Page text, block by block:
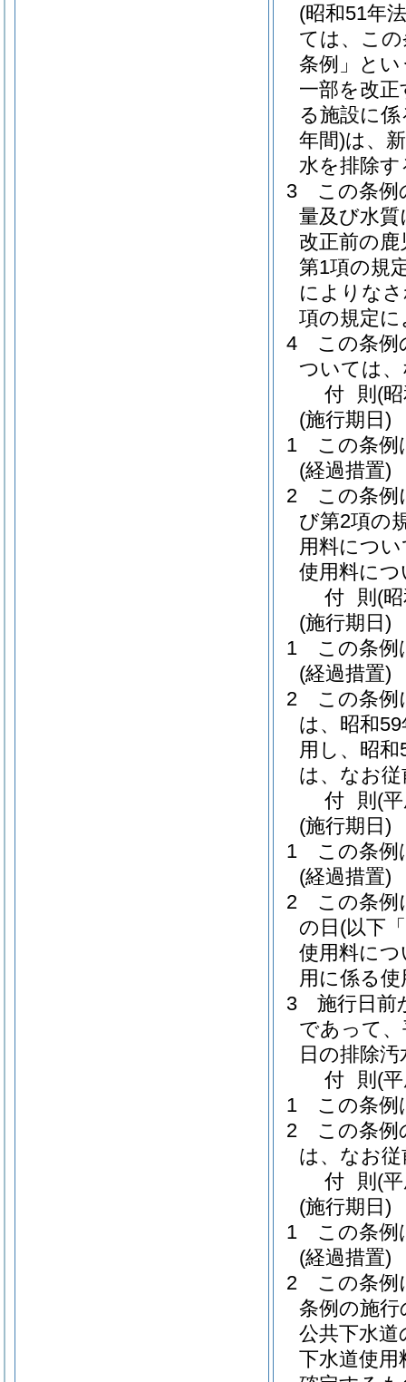
(昭和51年
ては、こ
条例」とい
一部を改
る施設に
年間)は、
水を排除
3
この条例
量及び水
改正前の鹿
第1項の規
によりな
項の規定
4
この条例
ついては
付 則 (
(施行期日)
1
この条例
(経過措置)
2
この条例
び第2項の
用料につ
使用料に
付 則 (
(施行期日)
1
この条例
(経過措置)
2
この条例
は、昭和
用し、昭
は、なお
付 則 (
(施行期日)
1
この条例
(経過措置)
2
この条例
の日 (以下
使用料に
用に係る
3
施行日前
であって
日の排除
付 則 (
1
この条例
2
この条
は、なお
付 則 (
(施行期日)
1
この条例
(経過措置)
2
この条
条例の施行
公共下水
下水道使用